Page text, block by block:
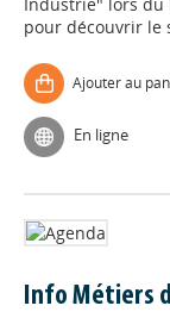
pour découvrir le
Ajouter au
En ligne
Info Métiers